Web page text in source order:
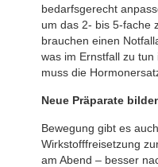
bedarfsgerecht
um das 2- bis 5-fache
brauchen einen
was im Ernstfall zu
muss die
Neue Präparate
Bewegung gibt es
Wirkstofffreisetzung
am Abend – besser